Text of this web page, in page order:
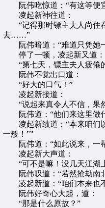
阮伟吃惊道：“有这等便
凌起新神往道：
“记得那时镖主夫人尚住在
去……”
阮伟暗道：“难道只凭她一
停了一顿，凌起新又道：
“第七天，镖主夫人疲倦的
阮伟不觉出口道：
“好大的口气！”
凌起新接道：
“说起来真令人不信，果
阮伟道：“他们来这里做
凌起新绩道：“本来咱们以
一般！””
阮伟道：“如此说来，一帮
凌起新大声道：
“可不是嘛！没几天江湖上
阮伟叹道：“若然抢劫南北
凌起新道：“咱们本来也
阮伟好奇心大起，道：
“那是什么原故？”